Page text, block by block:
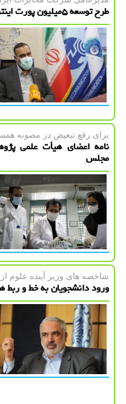
طرح توسعه ۵میلیون پورت اینترنت پرسرعت قابل اجرا می باشد
برای رفع تبعیض در مصوبه
نامه اعضای هیأت علمی
مجلس
شاخصه های وزیر آینده علوم از
ورود دانشجویان به خط و